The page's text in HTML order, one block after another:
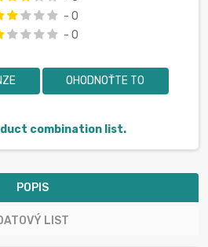
- 0
- 0
OHODNOŤTE TO
combination list.
POPIS
LIST